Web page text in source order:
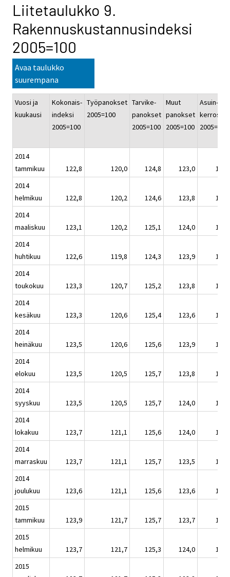
Liitetaulukko 9.
Rakennuskustannusindeksi
2005=100
Avaa taulukko
suurempana
Vuosi ja
kuukausi
Kokonais-
indeksi
2005=100
Työpanokset
2005=100
Tarvike-
panokset
2005=100
Muut
panokset
2005=100
Asuin-
2005=100
2014
tammikuu
122,8 120,0 124,8 123,0
2014
helmikuu
122,8 120,2 124,6 123,8
2014
maaliskuu
123,1 120,2 125,1 124,0
2014
huhtikuu
122,6 119,8 124,3 123,9
2014
toukokuu
123,3 120,7 125,2 123,8
2014
kesäkuu
123,3 120,6 125,4 123,6
2014
heinäkuu
123,5 120,6 125,6 123,9
2014
elokuu
123,5 120,5 125,7 123,8
2014
syyskuu
123,5 120,5 125,7 124,0
2014
lokakuu
123,7 121,1 125,6 124,0
2014
marraskuu
123,7 121,1 125,7 123,5
2014
joulukuu
123,6 121,1 125,6 123,6
2015
tammikuu
123,9 121,7 125,7 123,7
2015
helmikuu
123,7 121,7 125,3 124,0
2015